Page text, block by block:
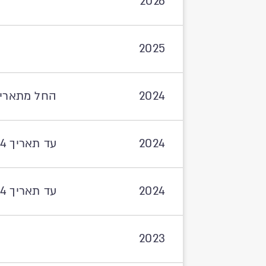
2025
2024 החל מתאריך
2024 עד תאריך 03.11.2024
2024 עד תאריך 30.06.2024
2023